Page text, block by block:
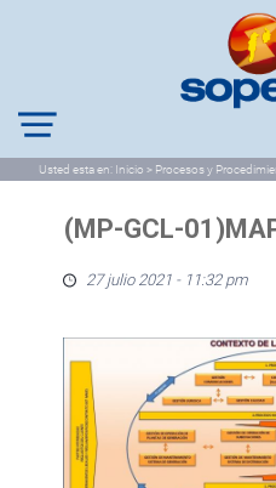
Usted esta en: Inicio > Procesos y
(MP-GCL-
27 julio 2021 - 11:32 pm